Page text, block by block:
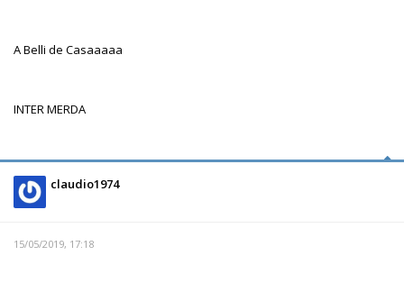
A Belli de Casaaaaa
INTER MERDA
claudio1974
15/05/2019, 17:18